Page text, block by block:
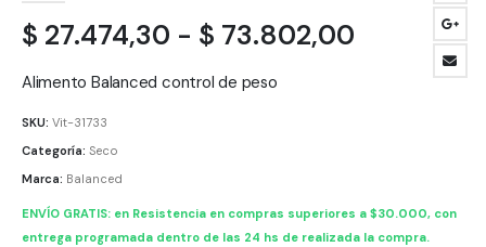
$ 27.474,30 - $ 73.802,00 Rango
precios:
Alimento Balanced control de peso
SKU: Vit-31733
Categoría: Seco
Marca: Balanced
ENVÍO GRATIS: en Resistencia en compras superiores a $30.000, con
entrega programada dentro de las 24 hs de realizada la compra.